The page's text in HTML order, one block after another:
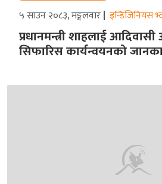
५ साउन २०८३, मङ्गलवार इन्डिजिनियस
प्रधानमन्त्री शाहलाई
सिफारिस कार्यन्वयनको